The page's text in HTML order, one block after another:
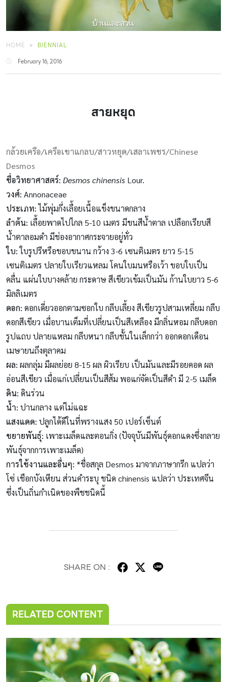
HOME
BIENNIAL
February 16, 2016
สายหยุด
กล้วยเครือ/เครือเขาแกลบ/สาวหยุด/เสลาเพชร/Chinese
Desmos
ชื่อวิทยาศาสตร์: Desmos chinensis Lour.
วงศ์: Annonaceae
ประเภท:ไม้พุ่มกึ่งเลื้อยเนื้อแข็งขนาดกลาง
ลำต้น: เลื้อยพาดไปไกล 5-10 เมตร มีขนสีน้ำตาล เปลือกเรียบสี
น้ำตาลอมดำ มีช่องอากาศกระจายอยู่ทั่ว
ใบ:ใบรูปรีหรือขอบขนาน กว้าง 3-6 เซนติเมตร ยาว 5-15
เซนติเมตร ปลายใบเรียวแหลม โคนใบมนหรือเว้า ขอบใบเป็น
คลื่น แผ่นใบบางคล้าย กระดาษ สีเขียวเข้มเป็นมัน ก้านใบยาว 5-6
มิลลิเมตร
ดอก: ดอกเดี่ยวออกตามซอกใบ กลีบเลี้ยง สีเขียวรูปสามเหลี่ยม กลีบ
ดอกสีเขียว เมื่อบานเต็มที่เปลี่ยนเป็นสีเหลือง มีกลิ่นหอม กลีบดอก
รูปแถบ ปลายแหลม กลีบหนา กลีบชั้นในเล็กกว่า ออกดอกเดือน
เมษายนถึงตุลาคม
ผล: ผลกลุ่ม มีผลย่อย 8-15 ผล ผิวเรียบ เป็นมันและมีรอยคอด ผล
อ่อนสีเขียว เมื่อแก่เปลี่ยนเป็นสีส้ม พอแก่จัดเป็นสีดำ มี 2-5 เมล็ด
ดิน: ดินร่วน
น้ำ: ปานกลาง แต่ไม่แฉะ
แสงแดด: ปลูกได้ดีในที่พรางแสง 50 เปอร์เซ็นต์
ขยายพันธุ์: เพาะเมล็ดและตอนกิ่ง (ปัจจุบันมีพันธุ์ดอกแดงซึ่งกลาย
พันธุ์จากการเพาะเมล็ด)
การใช้งานและอื่นๆ: *ชื่อสกุล Desmos มาจากภาษากรีก แปลว่า
โซ่ เชือกบังเหียน ส่วนคำระบุ ชนิด chinensis แปลว่า ประเทศจีน
ซึ่งเป็นถิ่นกำเนิดของพืชชนิดนี้
SHARE ON :
RELATED CONTENT